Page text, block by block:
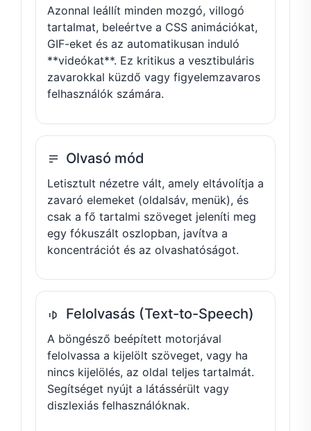
Azonnal leállít minden mozgó, villogó
tartalmat, beleértve a CSS animációkat,
GIF-eket és az automatikusan induló
**videókat**. Ez kritikus a vesztibuláris
zavarokkal küzdő vagy figyelemzavaros
felhasználók számára.
Olvasó mód
Letisztult nézetre vált, amely eltávolítja a
zavaró elemeket (oldalsáv, menük), és
csak a fő tartalmi szöveget jeleníti meg
egy fókuszált oszlopban, javítva a
koncentrációt és az olvashatóságot.
Felolvasás (Text-to-Speech)
A böngésző beépített motorjával
felolvassa a kijelölt szöveget, vagy ha
nincs kijelölés, az oldal teljes tartalmát.
Segítséget nyújt a látássérült vagy
diszlexiás felhasználóknak.